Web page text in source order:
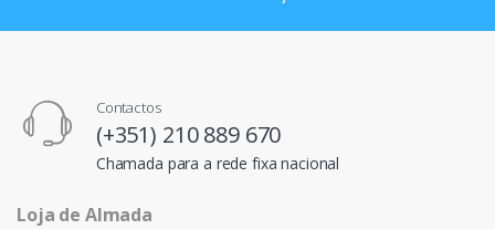
Contactos
(+351) 210 889 670
Chamada para a rede fixa nacional
Loja de Almada